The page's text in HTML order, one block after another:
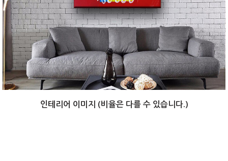
인테리어 이미지 (비율은 다를 수 있습니다.)